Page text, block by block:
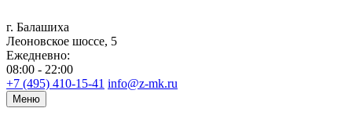
г. Балашиха
Леоновское шоссе, 5
Ежедневно:
08:00 - 22:00
+7 (495) 410-15-41 info@z-mk.ru
Меню